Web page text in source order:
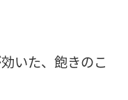
いた、飽きのこ